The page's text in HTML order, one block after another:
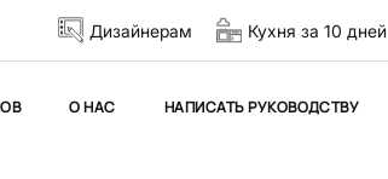
Дизайнерам Кухня за 10 дней
О НАС НАПИСАТЬ РУКОВОДСТВУ